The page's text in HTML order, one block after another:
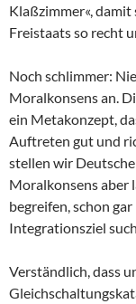
Klaßzimmer«,
Freistaats so recht
Noch schlimmer:
Moralkonsens an.
ein Metakonzept,
Auftreten gut und
stellen wir
Moralkonsens aber
begreifen, schon
Integrationsziel
Verständlich, dass